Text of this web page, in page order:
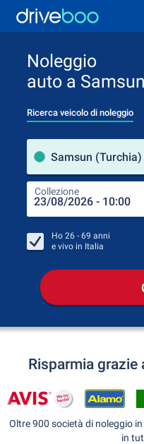
Noleggio
auto a Samsun
Ricerca veicolo di noleggio
Samsun (Turchia)
Collezione
Ho 26 - 69 anni
e vivo in Italia
Risparmia
Oltre 900 società di noleggio
in